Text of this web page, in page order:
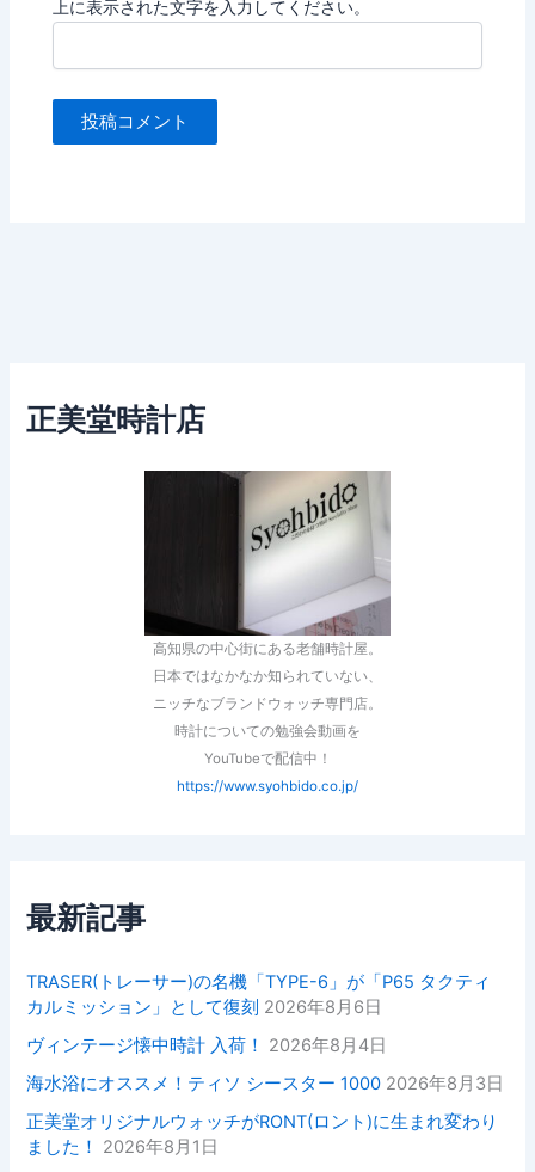
上に表示された文字を入力してください。
正美堂時計店
高知県の中心街にある老舗時計屋。
日本ではなかなか知られていない、
ニッチなブランドウォッチ専門店。
時計についての勉強会動画を
YouTubeで配信中！
https://www.syohbido.co.jp/
最新記事
TRASER(トレーサー)の名機「TYPE-6」が「P65 タクティ
カルミッション」として復刻 2026年8月6日
ヴィンテージ懐中時計 入荷！
2026年8月4日
海水浴にオススメ！ティソ シースター 1000 2026年8月3日
正美堂オリジナルウォッチがRONT(ロント)に生まれ変わり
ました！
2026年8月1日